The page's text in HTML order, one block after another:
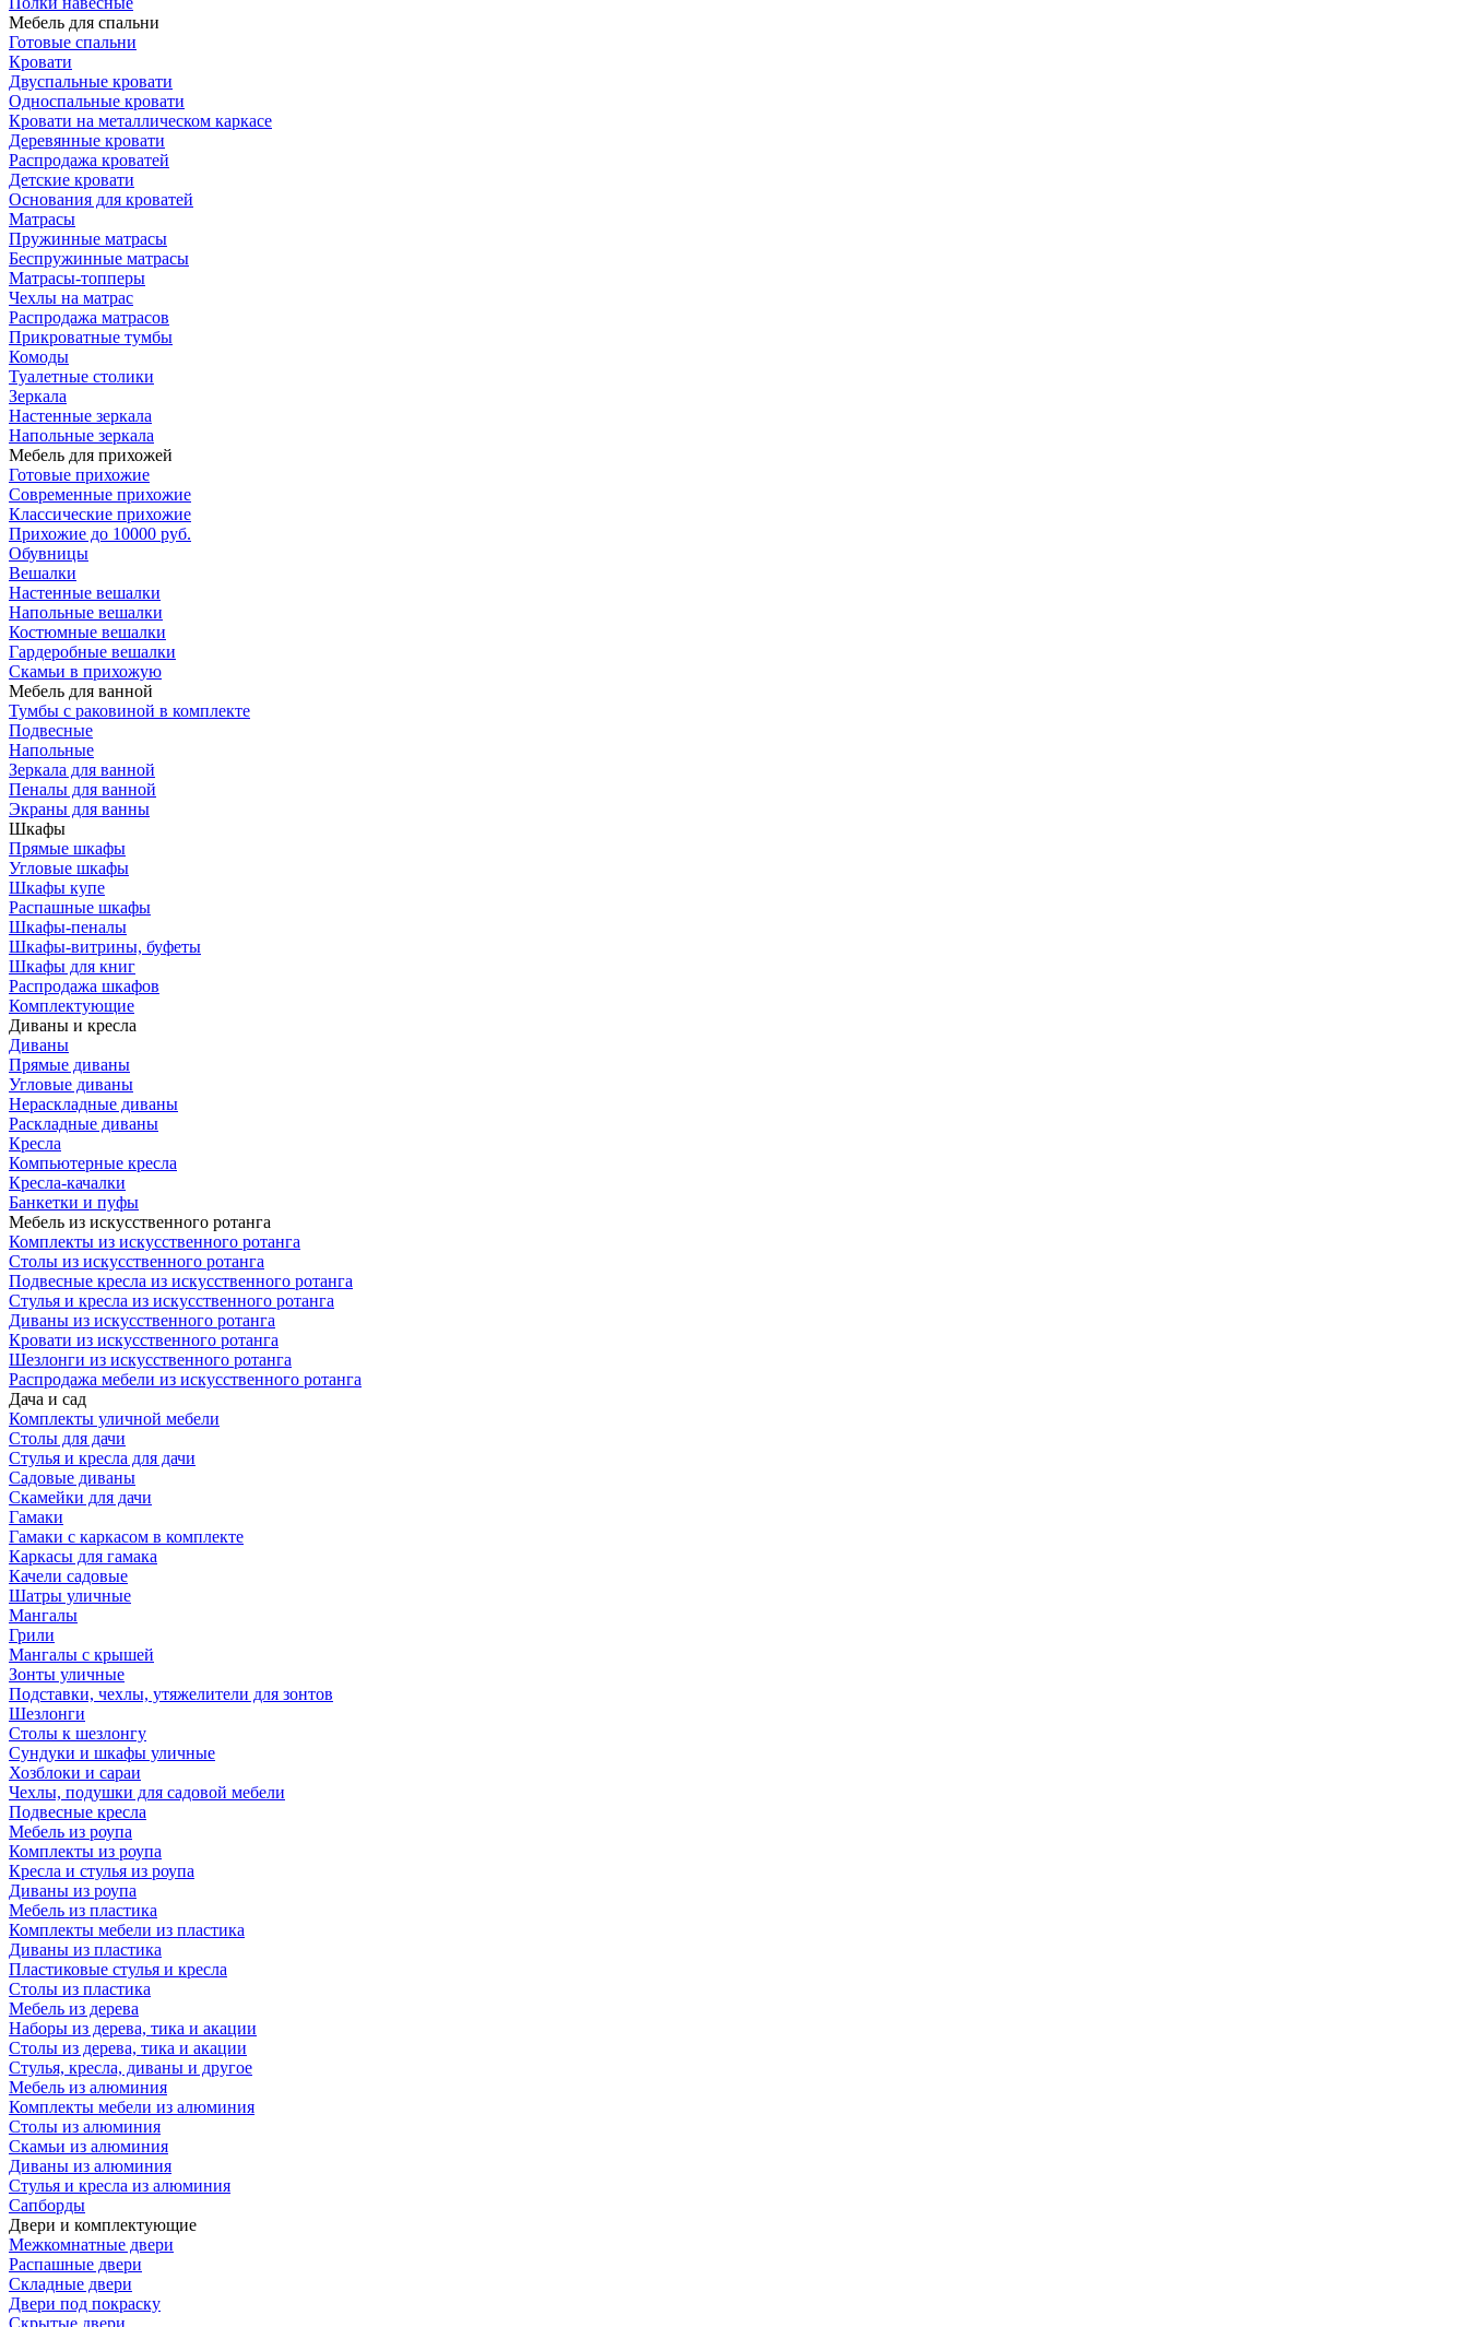
Мебель для спальни
Готовые спальни
Кровати
Двуспальные кровати
Односпальные кровати
Кровати на металлическом каркасе
Деревянные кровати
Распродажа кроватей
Детские кровати
Основания для кроватей
Матрасы
Пружинные матрасы
Беспружинные матрасы
Матрасы-топперы
Чехлы на матрас
Распродажа матрасов
Прикроватные тумбы
Комоды
Туалетные столики
Зеркала
Настенные зеркала
Напольные зеркала
Мебель для прихожей
Готовые прихожие
Современные прихожие
Классические прихожие
Прихожие до 10000 руб.
Обувницы
Вешалки
Настенные вешалки
Напольные вешалки
Костюмные вешалки
Гардеробные вешалки
Скамьи в прихожую
Мебель для ванной
Тумбы c раковиной в комплекте
Подвесные
Напольные
Зеркала для ванной
Пеналы для ванной
Экраны для ванны
Шкафы
Прямые шкафы
Угловые шкафы
Шкафы купе
Распашные шкафы
Шкафы-пеналы
Шкафы-витрины, буфеты
Шкафы для книг
Распродажа шкафов
Комплектующие
Диваны и кресла
Диваны
Прямые диваны
Угловые диваны
Нераскладные диваны
Раскладные диваны
Кресла
Компьютерные кресла
Кресла-качалки
Банкетки и пуфы
Мебель из искусственного ротанга
Комплекты из искусственного ротанга
Столы из искусственного ротанга
Подвесные кресла из искусственного ротанга
Стулья и кресла из искусственного ротанга
Диваны из искусственного ротанга
Кровати из искусственного ротанга
Шезлонги из искусственного ротанга
Распродажа мебели из искусственного ротанга
Дача и сад
Комплекты уличной мебели
Столы для дачи
Стулья и кресла для дачи
Садовые диваны
Скамейки для дачи
Гамаки
Гамаки с каркасом в комплекте
Каркасы для гамака
Качели садовые
Шатры уличные
Мангалы
Грили
Мангалы с крышей
Зонты уличные
Подставки, чехлы, утяжелители для зонтов
Шезлонги
Столы к шезлонгу
Сундуки и шкафы уличные
Хозблоки и сараи
Чехлы, подушки для садовой мебели
Подвесные кресла
Мебель из роупа
Комплекты из роупа
Кресла и стулья из роупа
Диваны из роупа
Мебель из пластика
Комплекты мебели из пластика
Диваны из пластика
Пластиковые стулья и кресла
Столы из пластика
Мебель из дерева
Наборы из дерева, тика и акации
Столы из дерева, тика и акации
Стулья, кресла, диваны и другое
Мебель из алюминия
Комплекты мебели из алюминия
Столы из алюминия
Скамьи из алюминия
Диваны из алюминия
Стулья и кресла из алюминия
Сапборды
Двери и комплектующие
Межкомнатные двери
Распашные двери
Складные двери
Двери под покраску
Скрытые двери